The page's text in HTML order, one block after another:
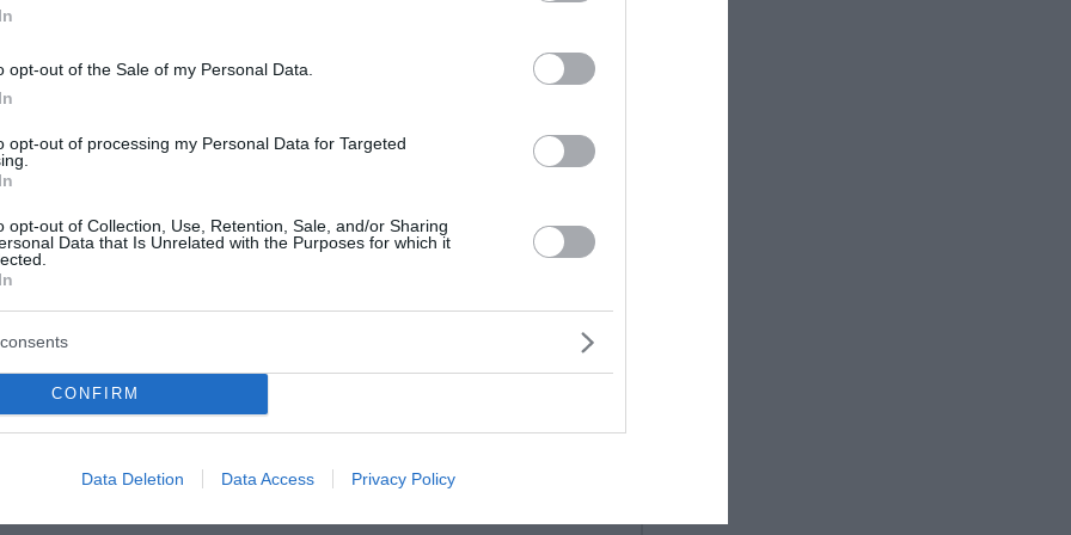
opt-out of the Sale of my Personal Data.
opt-out of processing my Personal Data for Targeted
opt-out of Collection, Use, Retention, Sale, and/or Sharing
Data that Is Unrelated with the Purposes for which it
CONFIRM
Data Deletion Data Access Privacy Policy
ο χαμένος χρόνος ασφάλισης.
χάθηκε,
στην τεκμηρίωση της απασχόλησης.
σύνταξη